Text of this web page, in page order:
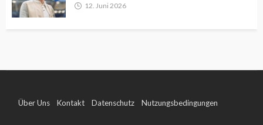
12. Juni 2026
Über Uns Kontakt Datenschutz Nutzungsbedingungen